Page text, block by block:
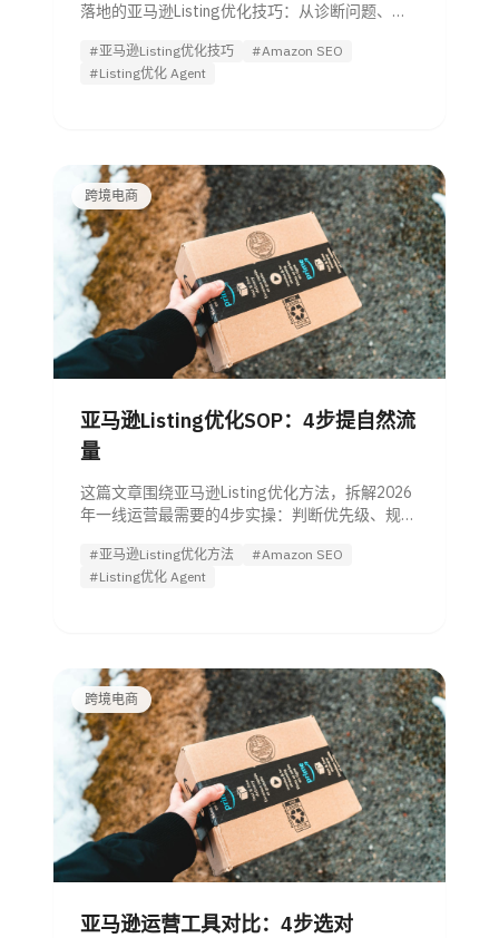
落地的亚马逊Listing优化技巧：从诊断问题、重
助你提升点击率与转化率。
#亚马逊Listing优化技巧
#Amazon SEO
#Listing优化 Agent
跨境电商
亚马逊Listing优化SOP：4步提自然流
量
这篇文章围绕亚马逊Listing优化方法，拆解2026
年一线运营最需要的4步实操：判断优先级、规避
SOP，帮助你减少广告依赖并提升自然流量与转
化。
#亚马逊Listing优化方法
#Amazon SEO
#Listing优化 Agent
跨境电商
亚马逊运营工具对比：4步选对